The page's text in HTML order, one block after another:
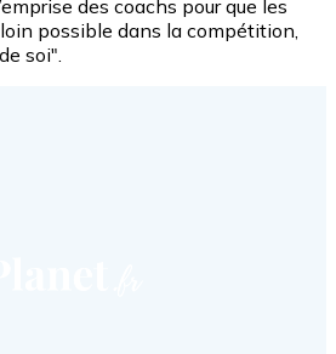
des coachs pour que les
possible dans la compétition,
soi".